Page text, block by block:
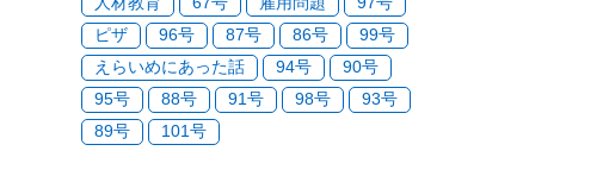
ピザ
96号 87号 86号
99号
えらいめにあった話
94号
90号
95号
88号 91号 98号
93号
89号
101号